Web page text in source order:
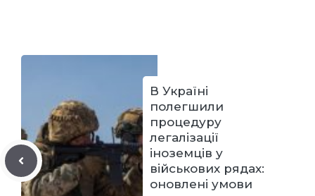
В Україні
полегшили
процедуру
легалізації
іноземців у
військових рядах:
оновлені умови